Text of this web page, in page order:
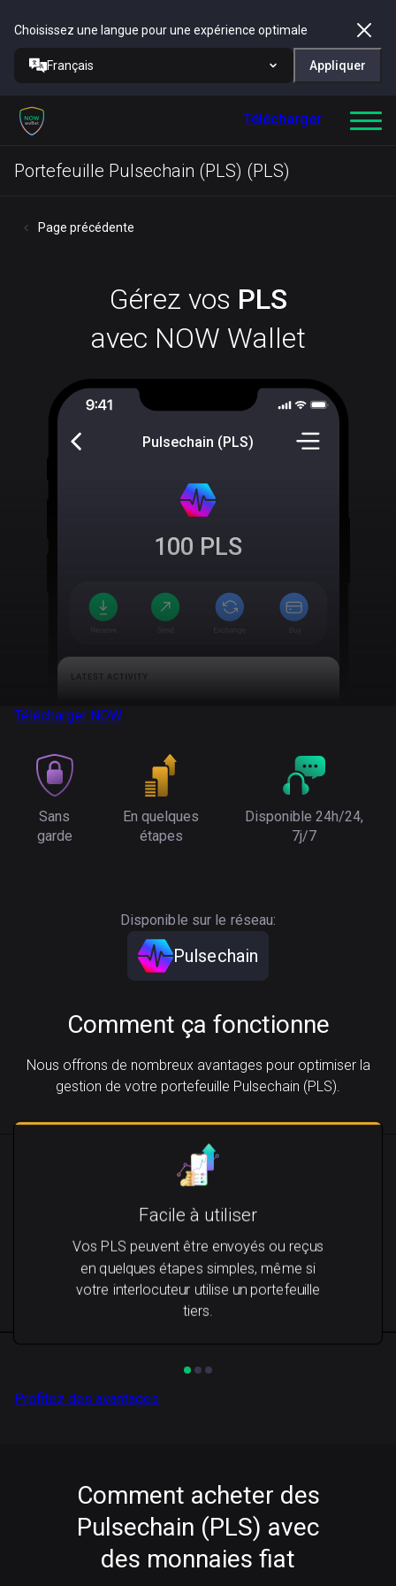
Choisissez une langue pour une expérience optimale
Français Appliquer
Télécharger
Portefeuille Pulsechain (PLS) (PLS)
Page précédente
Gérez vos PLS
avec NOW Wallet
Pulsechain (PLS)
100 PLS
Télécharger NOW
Sans
garde
En quelques
étapes
Disponible 24h/24,
7j/7
Disponible sur le réseau:
Pulsechain
Comment ça fonctionne
Nous offrons de nombreux avantages pour optimiser la
gestion de votre portefeuille Pulsechain (PLS).
Facile à utiliser
Vos PLS peuvent être envoyés ou reçus
en quelques étapes simples, même si
votre interlocuteur utilise un portefeuille
tiers.
Profitez des avantages
Comment acheter des
Pulsechain (PLS) avec
des monnaies fiat